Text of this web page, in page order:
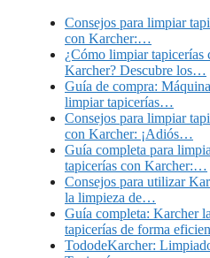
Consejos para limpiar
con Karcher:…
¿Cómo limpiar tapicerías
Karcher? Descubre los…
Guía de compra:
limpiar tapicerías…
Consejos para limpiar
con Karcher: ¡Adiós…
Guía completa para
tapicerías con Karcher:…
Consejos para utilizar
la limpieza de…
Guía completa: Karcher
tapicerías de forma
TododeKarcher: